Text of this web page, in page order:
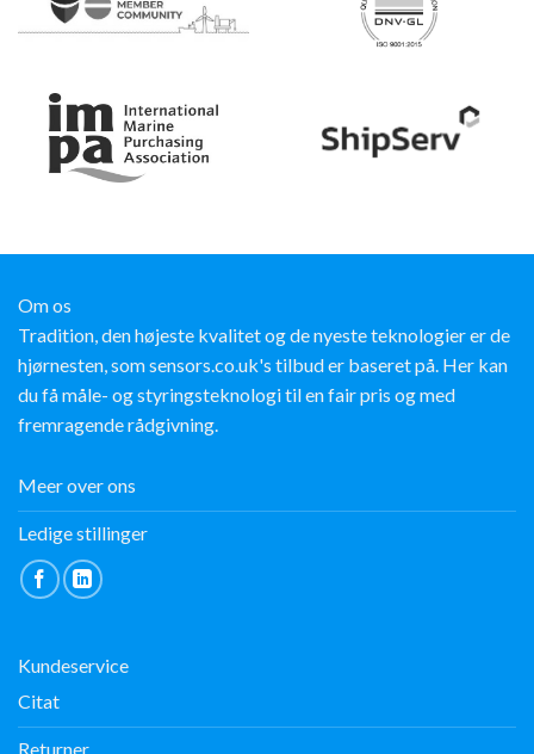
Om os
Tradition, den højeste kvalitet og de nyeste teknologier er de
hjørnesten, som sensors.co.uk's tilbud er baseret på. Her kan
du få måle- og styringsteknologi til en fair pris og med
fremragende rådgivning.
Meer over ons
Ledige stillinger
Kundeservice
Citat
Returner